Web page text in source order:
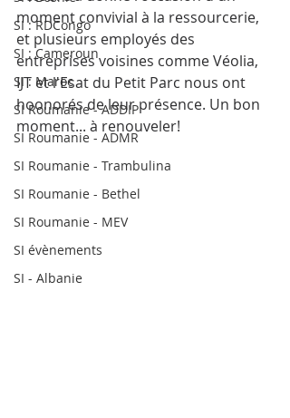
SI : RDCongo
SI : Cameroun
SI : Maroc
SI Roumanie - ADDIP
SI Roumanie - ADMR
SI Roumanie - Trambulina
SI Roumanie - Bethel
SI Roumanie - MEV
SI évènements
SI - Albanie
moment convivial à la ressourcerie,
et plusieurs employés des
entreprises voisines comme Véolia,
IJT et l'Esat du Petit Parc nous ont
hoonorés de leur présence. Un bon
moment... à renouveler!